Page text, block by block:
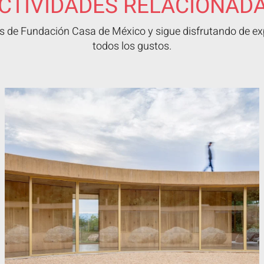
de Fundación Casa de México y sigue disfrutando de
todos los gustos.